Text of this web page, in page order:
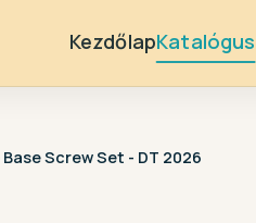
KezdőlapKatalógus
Screw Set - DT 2026